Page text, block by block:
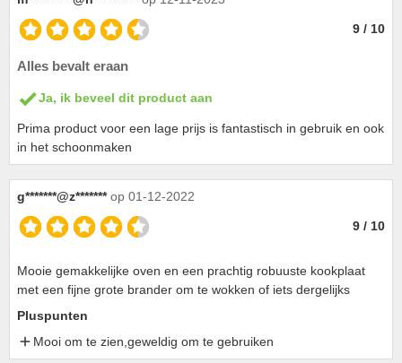
9 / 10
Alles bevalt eraan
Ja, ik beveel dit product aan
Prima product voor een lage prijs is fantastisch in gebruik en ook
in het schoonmaken
g*******@z******* op 01-12-2022
9 / 10
Mooie gemakkelijke oven en een prachtig robuuste kookplaat
met een fijne grote brander om te wokken of iets dergelijks
Pluspunten
Mooi om te zien,geweldig om te gebruiken